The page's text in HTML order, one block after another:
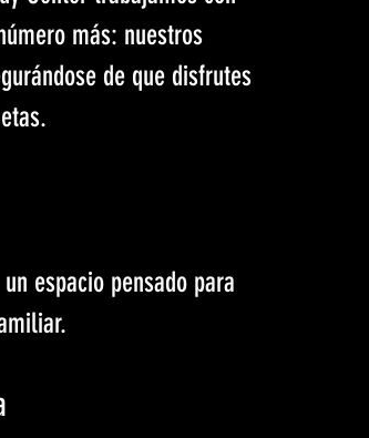
más: nuestros
de que disfrutes
espacio pensado para